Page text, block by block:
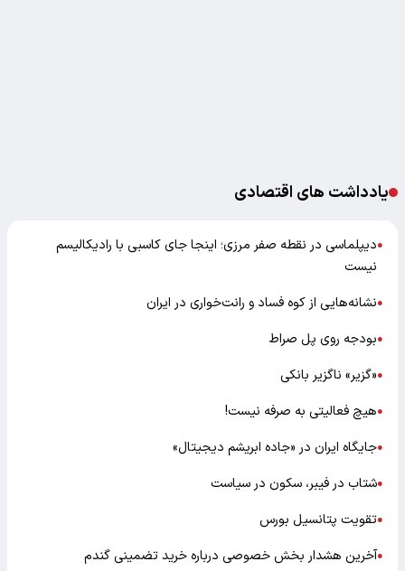
یادداشت های اقتصادی
●دیپلماسی در نقطه صفر مرزی؛ اینجا جای کاسبی با رادیکالیسم
نیست
●نشانه‌هایی از کوه فساد و رانت‌خواری در ایران
●بودجه روی پل صراط
●«گزیر» ناگزیر بانکی
●هیچ فعالیتی به صرفه نیست!
●جایگاه ایران در «جاده ابریشم دیجیتال»
●شتاب در فیبر، سکون در سیاست
●تقویت پتانسیل بورس
●آخرین هشدار بخش خصوصی درباره خرید تضمینی گندم